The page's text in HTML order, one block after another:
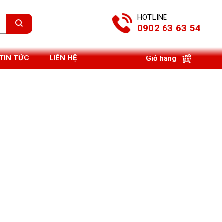
HOTLINE
0902 63 63 54
TỨC LIÊN HỆ Giỏ hàng